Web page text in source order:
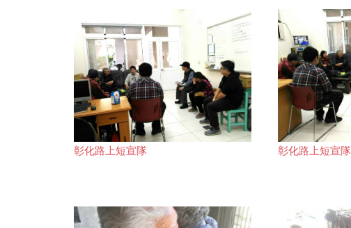
彰化路上短宣隊 彰化路上短宣隊